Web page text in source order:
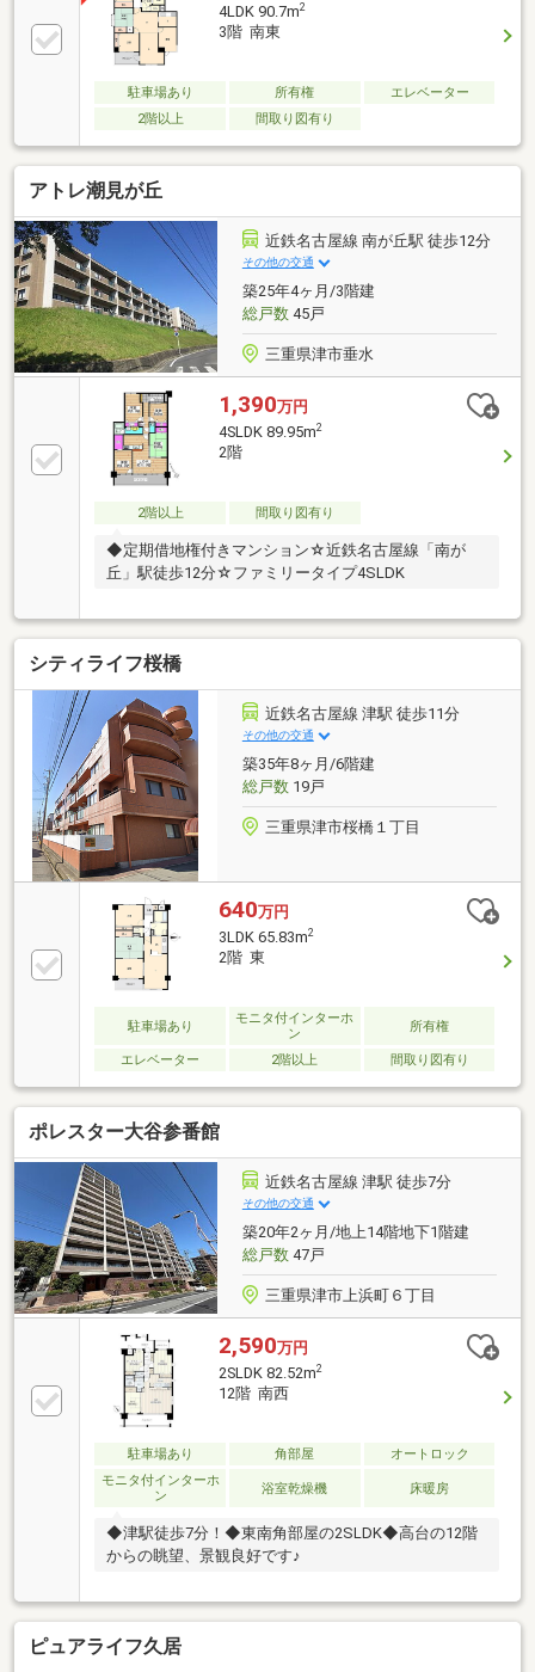
4LDK 90.7m2
3階 南東
駐車場あり 所有権
エレベーター
2階以上
間取り図有り
アトレ潮見が丘
近鉄名古屋線 南が丘駅 徒歩12分
その他の交通
築25年4ヶ月/3階建
総戸数45戸
三重県津市垂水
1,390万円
4SLDK 89.95m2
2階
2階以上 間取り図有り
◆定期借地権付きマンション☆近鉄名古屋線「南が
丘」駅徒歩12分☆ファミリータイプ4SLDK
シティライフ桜橋
近鉄名古屋線 津駅 徒歩11分
その他の交通
築35年8ヶ月/6階建
総戸数19戸
三重県津市桜橋１丁目
640万円
3LDK 65.83m2
2階 東
駐車場あり
モニタ付インターホ
ン
所有権
エレベーター 2階以上 間取り図有り
ポレスター大谷参番館
近鉄名古屋線 津駅 徒歩7分
その他の交通
築20年2ヶ月/地上14階地下1階建
総戸数47戸
三重県津市上浜町６丁目
2,590万円
2SLDK 82.52m2
12階 南西
駐車場あり 角部屋
オートロック
モニタ付インターホ
ン
浴室乾燥機 床暖房
◆津駅徒歩7分！◆東南角部屋の2SLDK◆高台の12階
からの眺望、景観良好です♪
ピュアライフ久居